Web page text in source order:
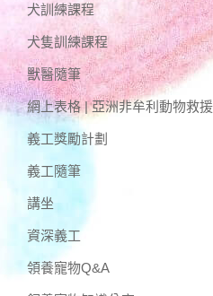
犬訓練課程
犬隻訓練課程
獸醫隨筆
網上表格 | 亞洲非牟利動物救
義工獎勵計劃
義工隨筆
講坐
資深義工
領養寵物Q&A